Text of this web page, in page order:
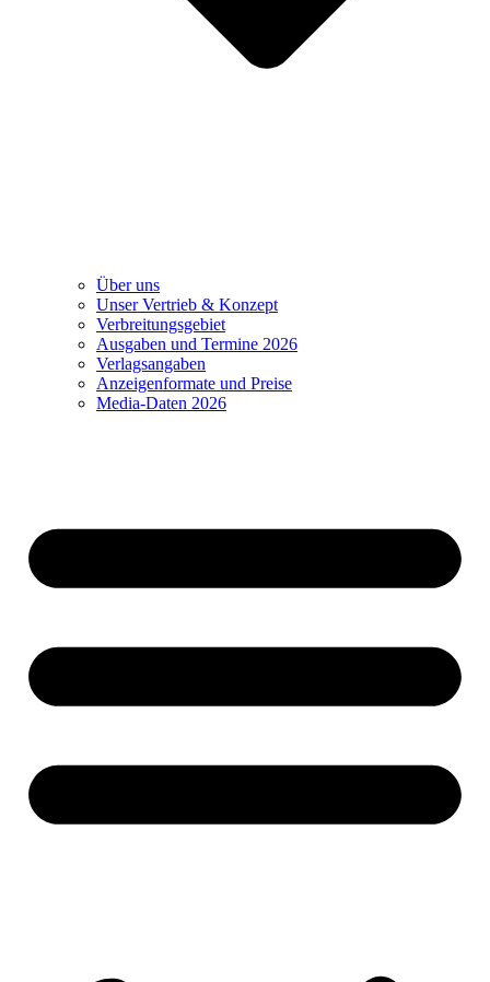
Über uns
Unser Vertrieb & Konzept
Verbreitungsgebiet
Ausgaben und Termine 2026
Verlagsangaben
Anzeigenformate und Preise
Media-Daten 2026